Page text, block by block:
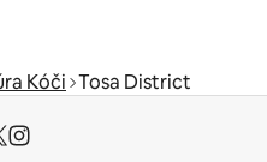
Kóči Tosa District